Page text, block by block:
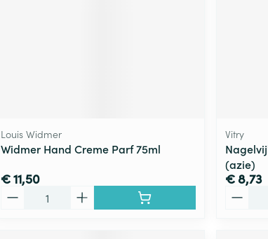
Louis Widmer
Widmer Hand Creme Parf 75ml
€ 11,50
Vitry
(azie)
€ 8,73